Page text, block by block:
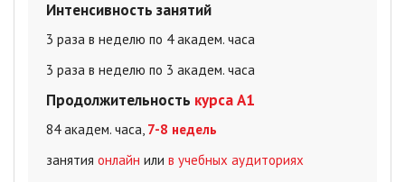
Интенсивность занятий
3 раза в неделю по 4 академ. часа
3 раза в неделю по 3 академ. часа
Продолжительность курса А1
84 академ. часа, 7-8 недель
занятия онлайн или в учебных аудиториях